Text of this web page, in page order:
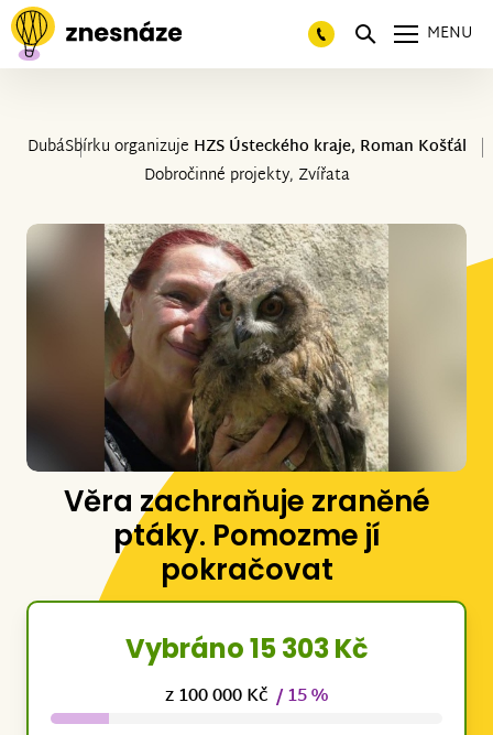
MENU
DubáSbírku organizuje HZS Ústeckého kraje, Roman Košťál
Dobročinné projekty, Zvířata
Věra zachraňuje zraněné
ptáky. Pomozme jí
pokračovat
Vybráno 15 303 Kč
z 100 000 Kč / 15 %